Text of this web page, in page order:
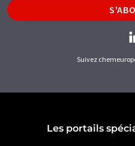
Suivez
Les portails